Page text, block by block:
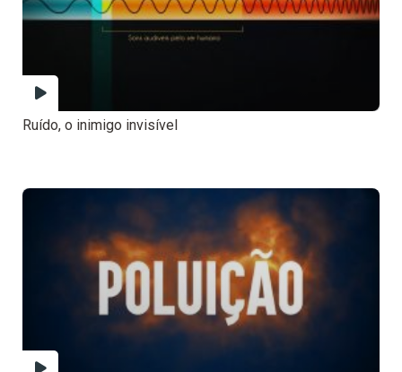
Ruído, o inimigo invisível